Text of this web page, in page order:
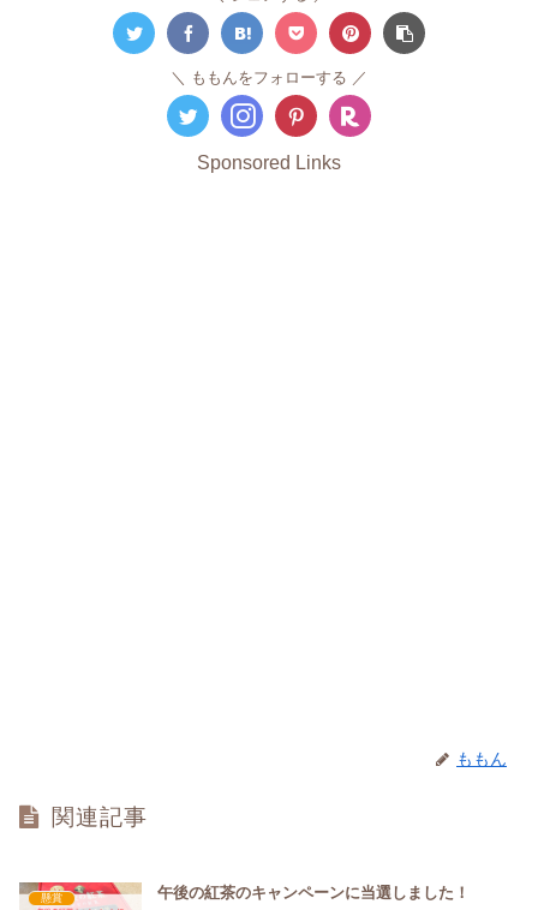
ももんをフォローする
Sponsored Links
ももん
関連記事
懸賞 午後の紅茶のキャンペーンに当選しました！